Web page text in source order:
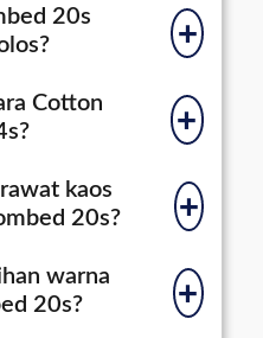
20s
+
Cotton
+
kaos
20s?
+
warna
20s?
+